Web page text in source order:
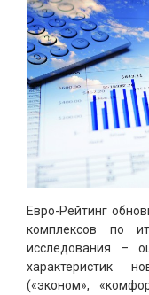
Евро-Рейтинг
комплексов по
исследования –
характеристик
(«эконом»,